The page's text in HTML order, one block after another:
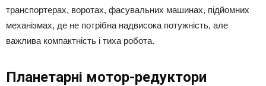
транспортерах, воротах, фасувальних машинах, підйомних
механізмах, де не потрібна надвисока потужність, але
важлива компактність і тиха робота.
Планетарні мотор-редуктори